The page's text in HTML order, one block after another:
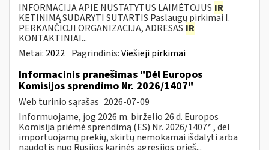
INFORMACIJA APIE NUSTATYTUS LAIMĖTOJUS IR
KETINIMĄ SUDARYTI SUTARTIS Paslaugų pirkimai I.
PERKANČIOJI ORGANIZACIJA, ADRESAS IR
KONTAKTINIAI...
Metai: 2022 Pagrindinis:Viešieji pirkimai
Informacinis pranešimas "Dėl Europos
Komisijos sprendimo Nr. 2026/1407"
Web turinio sąrašas 2026-07-09
Informuojame, jog 2026 m. birželio 26 d. Europos
Komisija priėmė sprendimą (ES) Nr. 2026/1407* , dėl
importuojamų prekių, skirtų nemokamai išdalyti arba
naudotis nuo Rusijos karinės agresijos prieš...